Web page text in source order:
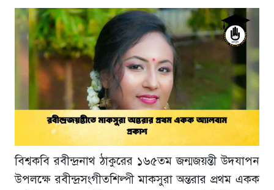
বিশ্বকবি রবীন্দ্রনাথ ঠাকুরের ১৬৫তম জন্মজয়ন্তী উদযাপন
উপলক্ষে রবীন্দ্রসংগীতশিল্পী মাকসুরা অন্তরার প্রথম একক